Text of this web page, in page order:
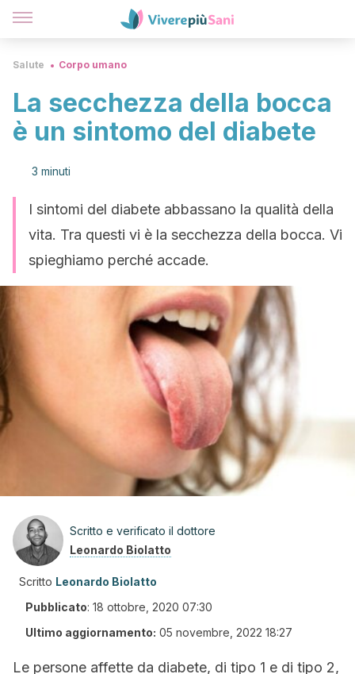
Salute Corpo umano
La secchezza della bocca
è un sintomo del diabete
3 minuti
I sintomi del diabete abbassano la qualità della
vita. Tra questi vi è la secchezza della bocca. Vi
spieghiamo perché accade.
Scritto e verificato il dottore
Leonardo Biolatto
Scritto Leonardo Biolatto
Pubblicato: 18 ottobre, 2020 07:30
Ultimo aggiornamento: 05 novembre, 2022 18:27
Le persone affette da diabete, di tipo 1 e di tipo 2,